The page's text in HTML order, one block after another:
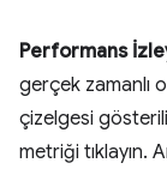
Performans
gerçek zamanlı
çizelgesi
metriği tıklayın.